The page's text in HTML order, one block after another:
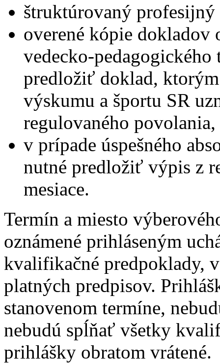
štruktúrovaný
overené kópie dokladov
vedecko-
predložiť doklad,
výskumu a športu SR
regulovaného povolania,
v prípade úspešného
nutné predložiť výpis z
mesiace.
Termín a miesto
oznámené prihláseným
kvalifikačné predpoklady,
platných predpisov.
stanovenom termíne,
nebudú spĺňať všetky
prihlášky obratom vrátené.